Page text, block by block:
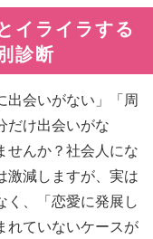
イライラする
診断
出会いがない」「周
だけ出会いがな
せんか？社会人にな
激減しますが、実は
く、「恋愛に発展し
れていないケースが